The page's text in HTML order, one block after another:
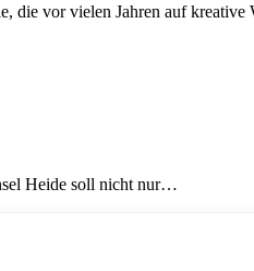
die vor vielen Jahren auf
Heide soll nicht nur…